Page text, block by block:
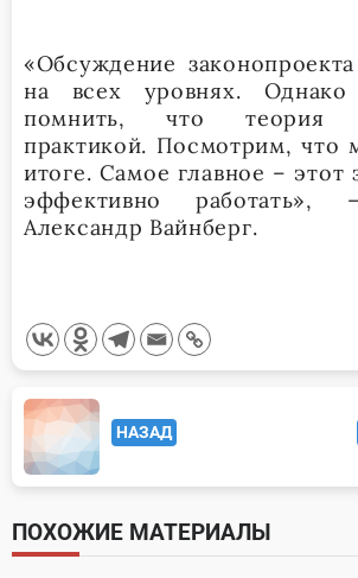
«Обсуждение
на всех уровнях. Однако
помнить, что теория
практикой. Посмотрим, что
итоге. Самое главное – этот
эффективно работать»,
Александр Вайнберг.
<span
class="nav-
subtitle
screen-
reader-
НАЗАД
ПОХОЖИЕ МАТЕРИАЛЫ